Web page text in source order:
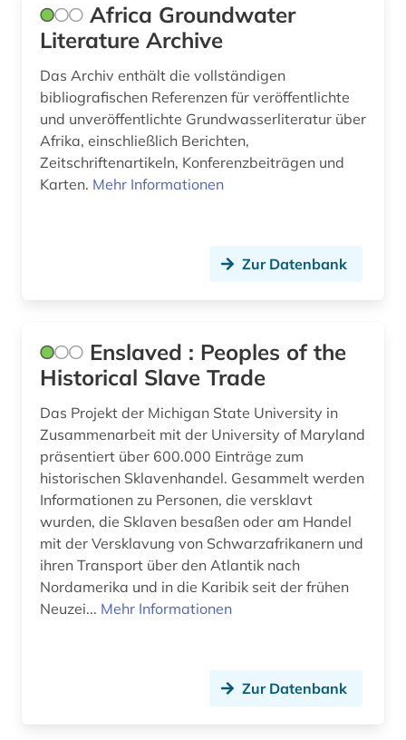
Africa Groundwater
Literature Archive
Das Archiv enthält die vollständigen
bibliografischen Referenzen für veröffentlichte
und unveröffentlichte Grundwasserliteratur über
Afrika, einschließlich Berichten,
Zeitschriftenartikeln, Konferenzbeiträgen und
Karten. Mehr Informationen
Zur Datenbank
Enslaved : Peoples of the
Historical Slave Trade
Das Projekt der Michigan State University in
Zusammenarbeit mit der University of Maryland
präsentiert über 600.000 Einträge zum
historischen Sklavenhandel. Gesammelt werden
Informationen zu Personen, die versklavt
wurden, die Sklaven besaßen oder am Handel
mit der Versklavung von Schwarzafrikanern und
ihren Transport über den Atlantik nach
Nordamerika und in die Karibik seit der frühen
Neuzei... Mehr Informationen
Zur Datenbank